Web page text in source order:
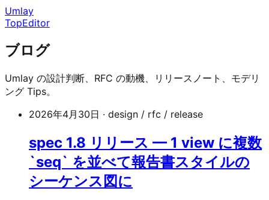
Umlay
TopEditor
ブログ
Umlay の設計判断、RFC の動機、リリースノート、モデリ
ング Tips。
2026年4月30日 · design / rfc / release
spec 1.8 リリース — 1 view に複数
`seq` を並べて報告書スタイルの
シーケンス図に